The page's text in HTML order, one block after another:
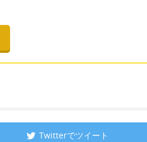
Twitterでツイート